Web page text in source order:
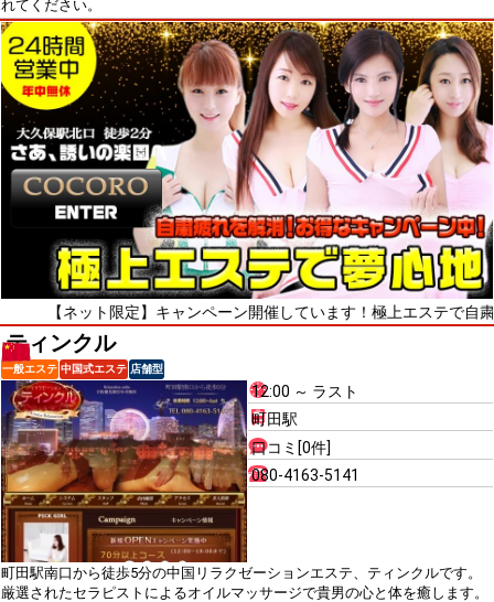
れてください。
ット限定】キャンペーン開催しています！極上エステで自粛疲れを
ティンクル
一般エステ 中国式エステ 店舗型
12:00 ～ ラスト
町田駅
口コミ[0件]
080-4163-5141
町田駅南口から徒歩5分の中国リラクゼーションエステ、ティンクルです。
厳選されたセラピストによるオイルマッサージで貴男の心と体を癒します。